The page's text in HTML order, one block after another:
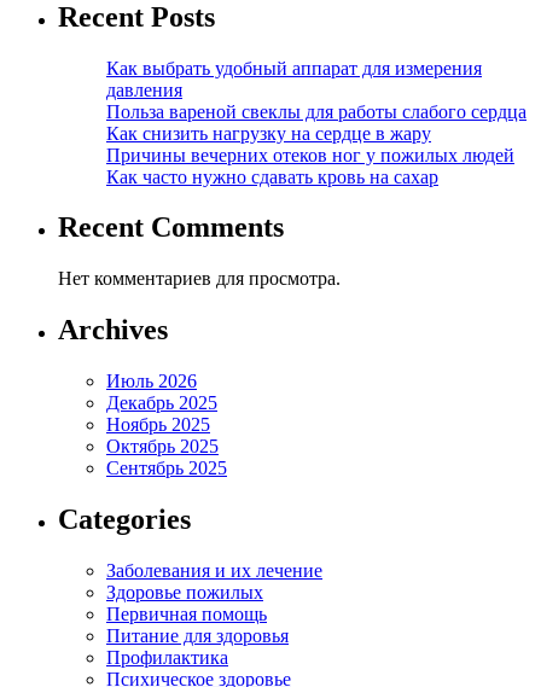
Recent Posts
Как выбрать удобный аппарат для измерения
давления
Польза вареной свеклы для работы слабого сердца
Как снизить нагрузку на сердце в жару
Причины вечерних отеков ног у пожилых людей
Как часто нужно сдавать кровь на сахар
Recent Comments
Нет комментариев для просмотра.
Archives
Июль 2026
Декабрь 2025
Ноябрь 2025
Октябрь 2025
Сентябрь 2025
Categories
Заболевания и их лечение
Здоровье пожилых
Первичная помощь
Питание для здоровья
Профилактика
Психическое здоровье